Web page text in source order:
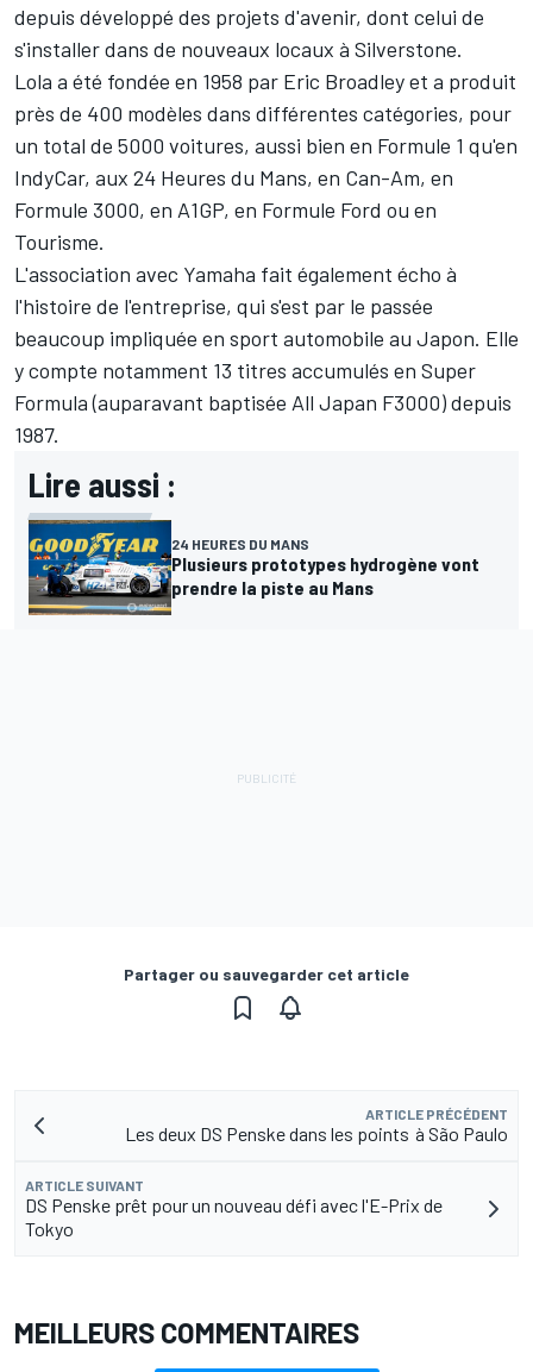
depuis développé des projets d'avenir, dont celui de
s'installer dans de nouveaux locaux à Silverstone.
Lola a été fondée en 1958 par Eric Broadley et a produit
près de 400 modèles dans différentes catégories, pour
un total de 5000 voitures, aussi bien en Formule 1 qu'en
IndyCar, aux 24 Heures du Mans, en Can-Am, en
Formule 3000, en A1GP, en Formule Ford ou en
Tourisme.
L'association avec Yamaha fait également écho à
l'histoire de l'entreprise, qui s'est par le passée
beaucoup impliquée en sport automobile au Japon. Elle
y compte notamment 13 titres accumulés en Super
Formula (auparavant baptisée All Japan F3000) depuis
1987.
Lire aussi :
24 HEURES DU MANS
Plusieurs prototypes hydrogène vont
prendre la piste au Mans
Partager ou sauvegarder cet article
ARTICLE PRÉCÉDENT
Les deux DS Penske dans les points à São Paulo
ARTICLE SUIVANT
DS Penske prêt pour un nouveau défi avec l'E-Prix de
Tokyo
MEILLEURS COMMENTAIRES